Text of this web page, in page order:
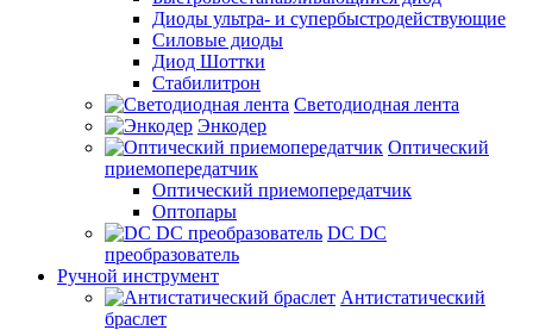
Диоды ультра- и супербыстродействующие
Силовые диоды
Диод Шоттки
Стабилитрон
Светодиодная лента
Энкодер
Оптический
приемопередатчик
Оптический приемопередатчик
Оптопары
DC DC
преобразователь
Ручной инструмент
Антистатический
браслет